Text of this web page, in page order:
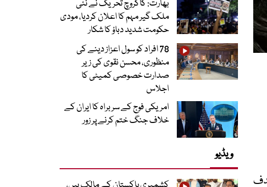
ہدف
بھارت: کاکروچ تحریک نے نئی
ملک گیر مہم کا اعلان کردیا، مودی
حکومت شدید دباؤ کا شکار
78 افراد کو سول اعزاز دینے کی
منظوری، محسن نقوی کی زیر
صدارت خصوصی کمیٹی کا
اجلاس
امریکی فوج کے سربراہ کا ایران کے
خلاف جنگ ختم کرنے پر زور
ویڈیو